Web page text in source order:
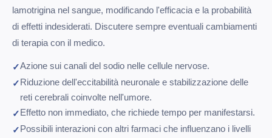
lamotrigina nel sangue, modificando l'efficacia e la probabilità
di effetti indesiderati. Discutere sempre eventuali cambiamenti
di terapia con il medico.
Azione sui canali del sodio nelle cellule nervose.
Riduzione dell'eccitabilità neuronale e stabilizzazione delle
reti cerebrali coinvolte nell'umore.
Effetto non immediato, che richiede tempo per manifestarsi.
Possibili interazioni con altri farmaci che influenzano i livelli